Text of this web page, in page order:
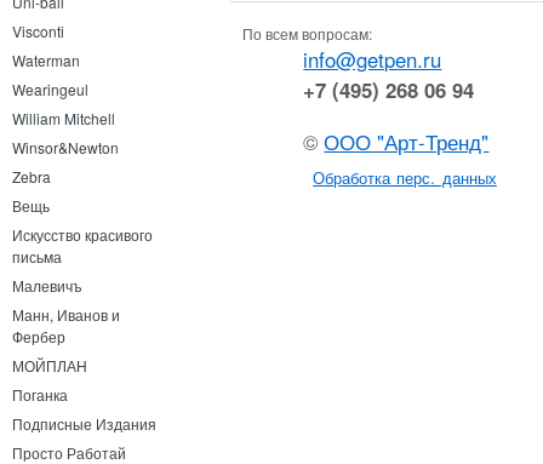
Visconti
Waterman
Wearingeul
William Mitchell
Winsor&Newton
Zebra
Вещь
Искусство красивого
письма
Малевичъ
Манн, Иванов и
Фербер
МОЙПЛАН
Поганка
Подписные Издания
Просто Работай
По всем вопросам:
info@getpen.ru
+7 (495) 268 06 94
©ООО "Арт-Тренд"
Обработка перс. данных